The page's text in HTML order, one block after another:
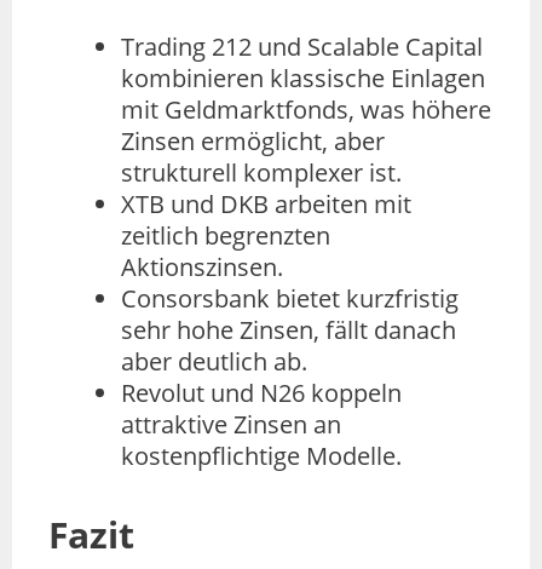
Trading 212 und Scalable Capital
kombinieren klassische Einlagen
mit Geldmarktfonds, was höhere
Zinsen ermöglicht, aber
strukturell komplexer ist.
XTB und DKB arbeiten mit
zeitlich begrenzten
Aktionszinsen.
Consorsbank bietet kurzfristig
sehr hohe Zinsen, fällt danach
aber deutlich ab.
Revolut und N26 koppeln
attraktive Zinsen an
kostenpflichtige Modelle.
Fazit